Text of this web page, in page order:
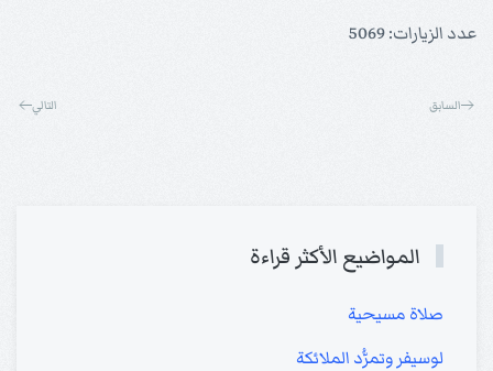
عدد الزيارات: 5069
السابق التالي
المواضيع الأكثر قراءة
صلاة مسيحية
لوسيفر وتمرُّد الملائكة